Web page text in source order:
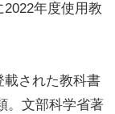
年度使用教
された教科書
。文部科学省著